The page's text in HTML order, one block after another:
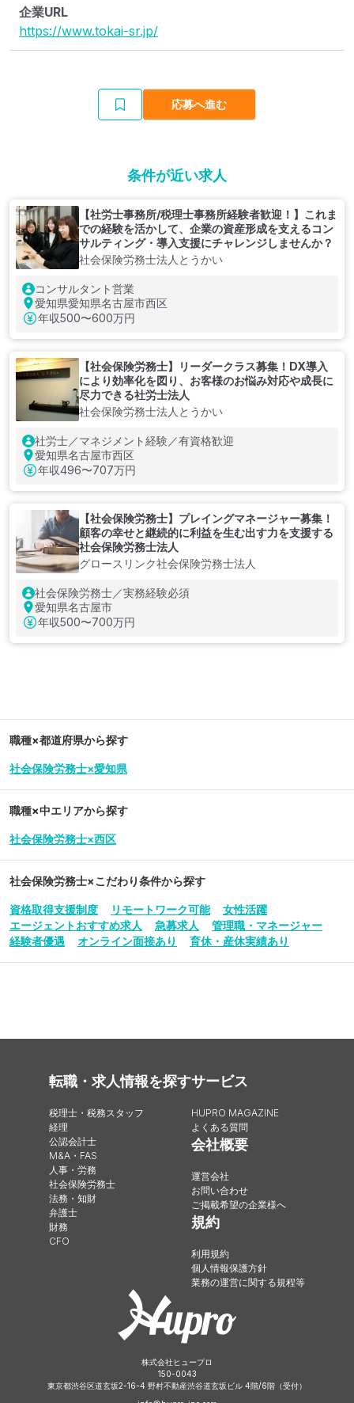
企業URL
https://www.tokai-sr.jp/
応募へ進む
条件が近い求人
【社労士事務所/税理士事務所経験者歓迎！】これま
での経験を活かして、企業の資産形成を支えるコン
サルティング・導入支援にチャレンジしませんか？
社会保険労務士法人とうかい
コンサルタント営業
愛知県愛知県名古屋市西区
年収500〜600万円
【社会保険労務士】リーダークラス募集！DX導入
により効率化を図り、お客様のお悩み対応や成長に
尽力できる社労士法人
社会保険労務士法人とうかい
社労士／マネジメント経験／有資格歓迎
愛知県名古屋市西区
年収496〜707万円
【社会保険労務士】プレイングマネージャー募集！
顧客の幸せと継続的に利益を生む出す力を支援する
社会保険労務士法人
グロースリンク社会保険労務士法人
社会保険労務士／実務経験必須
愛知県名古屋市
年収500〜700万円
職種×都道府県から探す
社会保険労務士×愛知県
職種×中エリアから探す
社会保険労務士×西区
社会保険労務士×こだわり条件から探す
資格取得支援制度 リモートワーク可能
女性活躍
エージェントおすすめ求人
急募求人
管理職・マネージャー
経験者優遇
オンライン面接あり 育休・産休実績あり
転職・求人情報を探す
税理士・税務スタッフ
経理
公認会計士
M&A・FAS
人事・労務
社会保険労務士
法務・知財
弁護士
財務
CFO
サービス
HUPRO MAGAZINE
よくある質問
会社概要
運営会社
お問い合わせ
ご掲載希望の企業様へ
規約
利用規約
個人情報保護方針
業務の運営に関する規程等
株式会社ヒュープロ
150-0043
東京都渋谷区道玄坂2-16-4 野村不動産渋谷道玄坂ビル 4階/6階（受付）